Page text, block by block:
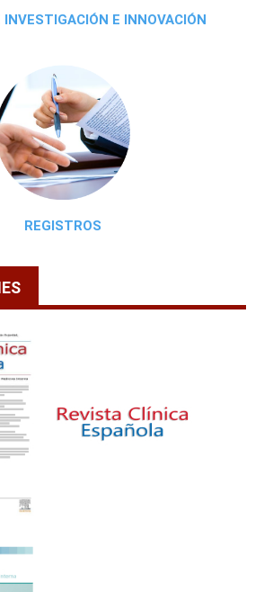
INVESTIGACIÓN E INNOVACIÓN
REGISTROS